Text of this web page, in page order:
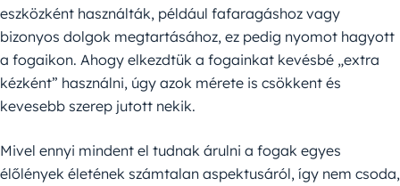
eszközként használták, például fafaragáshoz vagy
bizonyos dolgok megtartásához, ez pedig nyomot hagyott
a fogaikon. Ahogy elkezdtük a fogainkat kevésbé „extra
kézként” használni, úgy azok mérete is csökkent és
kevesebb szerep jutott nekik.
Mivel ennyi mindent el tudnak árulni a fogak egyes
élőlények életének számtalan aspektusáról, így nem csoda,